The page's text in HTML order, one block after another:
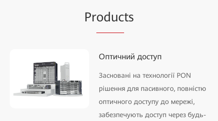
Products
Оптичний доступ
Засновані на технології PON
рішення для пасивного, повністю
оптичного доступу до мережі,
забезпечують доступ через будь-